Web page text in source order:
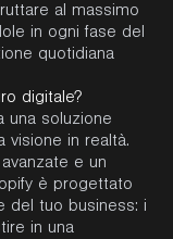
al massimo
in ogni fase del
quotidiana
digitale?
una soluzione
visione in realtà.
e un
è progettato
del tuo business: i
in una